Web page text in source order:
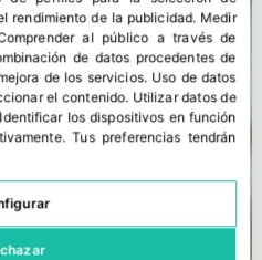
rendimiento de la publicidad. Medir
al público a través de
de datos procedentes de
de los servicios. Uso de datos
el contenido. Utilizar datos de
Identificar los dispositivos en función
.Tus preferencias tendrán